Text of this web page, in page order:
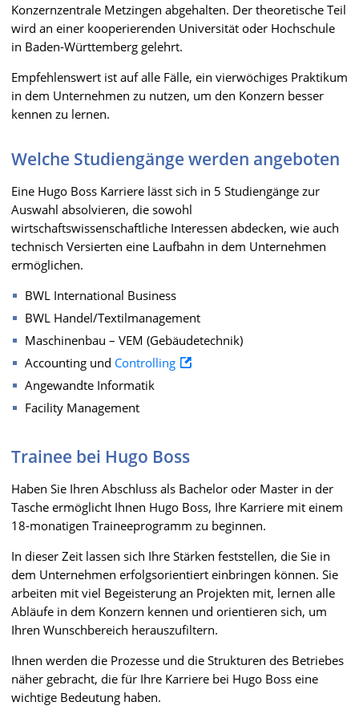
Konzernzentrale Metzingen abgehalten. Der theoretische Teil
wird an einer kooperierenden Universität oder Hochschule
in Baden-Württemberg gelehrt.
Empfehlenswert ist auf alle Fälle, ein vierwöchiges Praktikum
in dem Unternehmen zu nutzen, um den Konzern besser
kennen zu lernen.
Welche Studiengänge werden angeboten
Eine Hugo Boss Karriere lässt sich in 5 Studiengänge zur
Auswahl absolvieren, die sowohl
wirtschaftswissenschaftliche Interessen abdecken, wie auch
technisch Versierten eine Laufbahn in dem Unternehmen
ermöglichen.
BWL International Business
BWL Handel/Textilmanagement
Maschinenbau – VEM (Gebäudetechnik)
Accounting und Controlling
Angewandte Informatik
Facility Management
Trainee bei Hugo Boss
Haben Sie Ihren Abschluss als Bachelor oder Master in der
Tasche ermöglicht Ihnen Hugo Boss, Ihre Karriere mit einem
18-monatigen Traineeprogramm zu beginnen.
In dieser Zeit lassen sich Ihre Stärken feststellen, die Sie in
dem Unternehmen erfolgsorientiert einbringen können. Sie
arbeiten mit viel Begeisterung an Projekten mit, lernen alle
Abläufe in dem Konzern kennen und orientieren sich, um
Ihren Wunschbereich herauszufiltern.
Ihnen werden die Prozesse und die Strukturen des Betriebes
näher gebracht, die für Ihre Karriere bei Hugo Boss eine
wichtige Bedeutung haben.